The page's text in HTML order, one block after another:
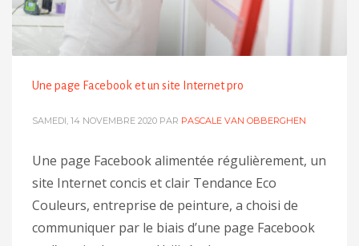
Une page Facebook et un site Internet pro
SAMEDI, 14 NOVEMBRE 2020 PAR PASCALE VAN OBBERGHEN
Une page Facebook alimentée régulièrement, un
site Internet concis et clair Tendance Eco
Couleurs, entreprise de peinture, a choisi de
communiquer par le biais d’une page Facebook